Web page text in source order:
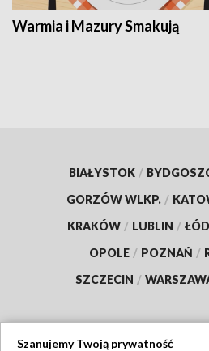
Warmia i Mazury Smakują
BIAŁYSTOK /
GORZÓW WLKP. /
KRAKÓW / LUBLIN /
OPOLE / POZNAŃ /
SZCZECIN /
Szanujemy Twoją prywatność